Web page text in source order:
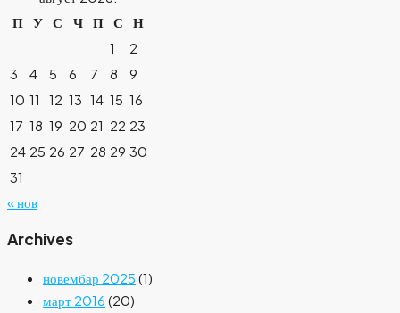
П У С Ч П С
Н
1
2
3
4 5 6 7 8
9
10 11 12 13 14 15 16
17 18 19 20 21 22 23
24 25 26 27 28 29 30
31
« нов
Archives
новембар 2025 (1)
март 2016 (20)